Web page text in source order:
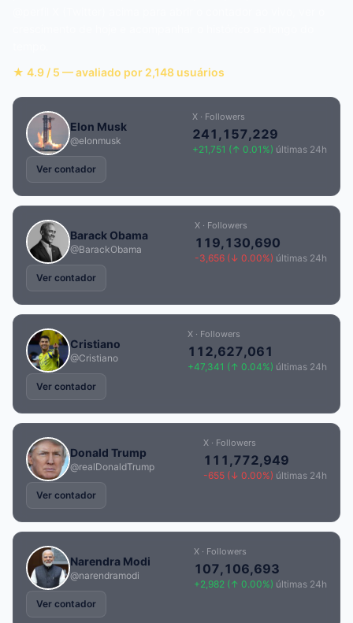
★ 4.9 / 5 — avaliado por 2,148 usuários
Elon Musk
@elonmusk
X · Followers
241,157,229
+21,751 (↑ 0.01%) últimas 24h
Ver contador
Barack Obama
@BarackObama
X · Followers
119,130,690
-3,656 (↓ 0.00%) últimas 24h
Ver contador
Cristiano
@Cristiano
X · Followers
112,627,061
+47,341 (↑ 0.04%) últimas 24h
Ver contador
Donald Trump
@realDonaldTrump
X · Followers
111,772,949
-655 (↓ 0.00%) últimas 24h
Ver contador
Narendra Modi
@narendramodi
X · Followers
107,106,693
+2,982 (↑ 0.00%) últimas 24h
Ver contador